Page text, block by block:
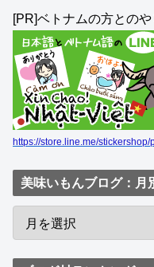
[PR]ベトナムの方とのや
https://store.line.me/
美味いもんブログ：月